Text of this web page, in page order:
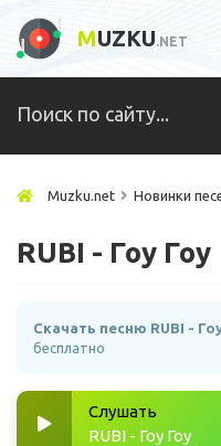
MUZKU.NET
Muzku.net Новинки
RUBI - Гоу Гоу
Скачать песню RUBI -
бесплатно
Слушать
RUBI - Гоу Гоу